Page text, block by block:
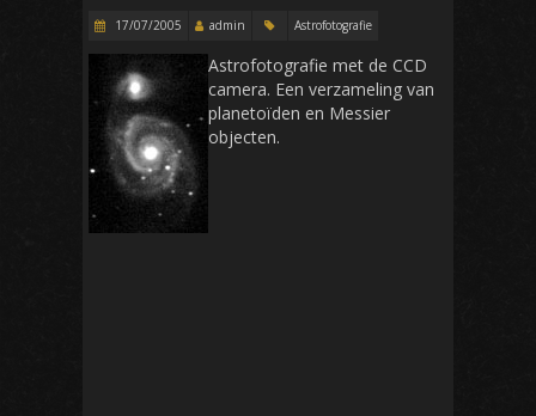
17/07/2005 admin Astrofotografie
Astrofotografie met de CCD
camera. Een verzameling van
planetoïden en Messier
objecten.